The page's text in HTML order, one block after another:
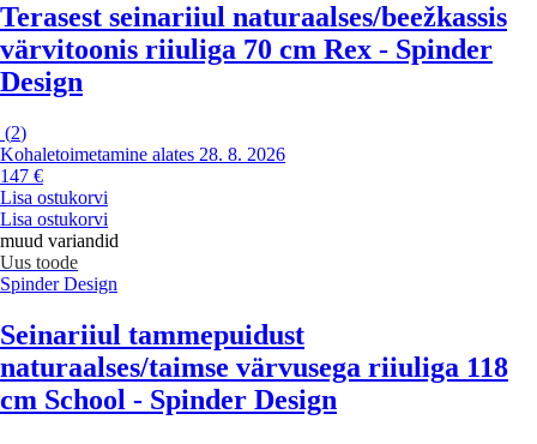
Terasest seinariiul naturaalses/beežkassis
värvitoonis riiuliga 70 cm Rex - Spinder
Design
(2)
Kohaletoimetamine alates 28. 8. 2026
147 €
Lisa ostukorvi
Lisa ostukorvi
muud variandid
Uus toode
Spinder Design
Seinariiul tammepuidust
naturaalses/taimse värvusega riiuliga 118
cm School - Spinder Design